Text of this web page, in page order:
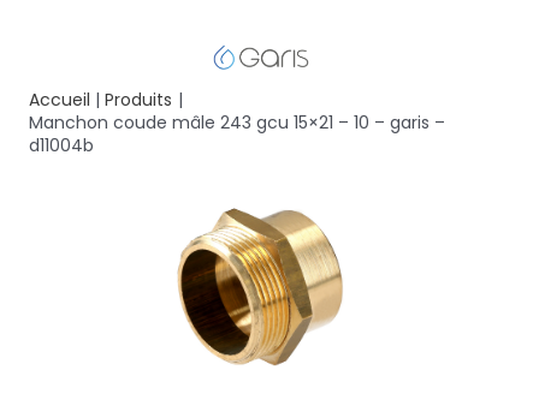
Accueil
Produits
Manchon coude mâle 243 gcu 15×21 – 10 – garis –
d11004b